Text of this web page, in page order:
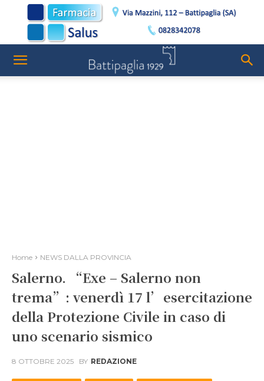
Home NEWS DALLA PROVINCIA
Salerno. “Exe – Salerno non
trema”: venerdì 17 l’esercitazione
della Protezione Civile in caso di
uno scenario sismico
8 OTTOBRE 2025 BY REDAZIONE